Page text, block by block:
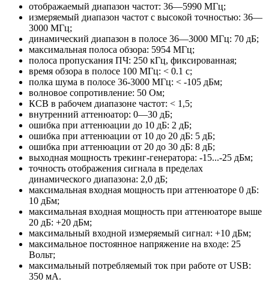
отображаемый диапазон частот: 36—5990 МГц;
измеряемый диапазон частот с высокой точностью: 36—
3000 МГц;
динамический диапазон в полосе 36—3000 МГц: 70 дБ;
максимальная полоса обзора: 5954 МГц;
полоса пропускания ПЧ: 250 кГц, фиксированная;
время обзора в полосе 100 МГц: < 0.1 с;
полка шума в полосе 36-3000 МГц: < -105 дБм;
волновое сопротивление: 50 Ом;
КСВ в рабочем диапазоне частот: < 1,5;
внутренний аттенюатор: 0—30 дБ;
ошибка при аттенюации до 10 дБ: 2 дБ;
ошибка при аттенюации от 10 до 20 дБ: 5 дБ;
ошибка при аттенюации от 20 до 30 дБ: 8 дБ;
выходная мощность трекинг-генератора: -15...-25 дБм;
точность отображения сигнала в пределах
динамического диапазона: 2,0 дБ;
максимальная входная мощность при аттенюаторе 0 дБ:
10 дБм;
максимальная входная мощность при аттенюаторе выше
20 дБ: +20 дБм;
максимальный входной измеряемый сигнал: +10 дБм;
максимальное постоянное напряжение на входе: 25
Вольт;
максимальный потребляемый ток при работе от USB:
350 мА.